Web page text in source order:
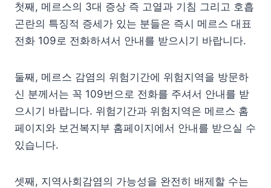
첫째, 메르스의 3대 증상 즉 고열과 기침 그리고 호흡
곤란의 특징적 증세가 있는 분들은 즉시 메르스 대표
전화 109로 전화하셔서 안내를 받으시기 바랍니다.
둘째, 메르스 감염의 위험기간에 위험지역을 방문하
신 분께서는 꼭 109번으로 전화를 주셔서 안내를 받
으시기 바랍니다. 위험기간과 위험지역은 메르스 홈
페이지와 보건복지부 홈페이지에서 안내를 받으실 수
있습니다.
셋째, 지역사회감염의 가능성을 완전히 배제할 수는